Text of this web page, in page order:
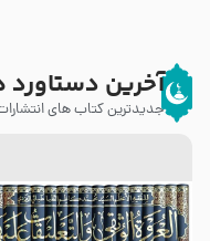
آخرین دستاورد
جدیدترین کتاب های